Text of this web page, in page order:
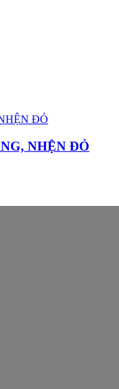
NHỆN ĐỎ